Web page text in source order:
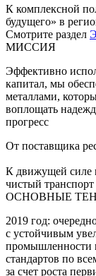
К комплексной
будущего» в
Смотрите раздел
МИССИЯ
Эффективно
капитал, мы
металлами,
воплощать
прогресс
От поставщика
К движущей силе
чистый транспорт
ОСНОВНЫЕ
2019 год:
с устойчивым
промышленности
стандартов по
за счет роста